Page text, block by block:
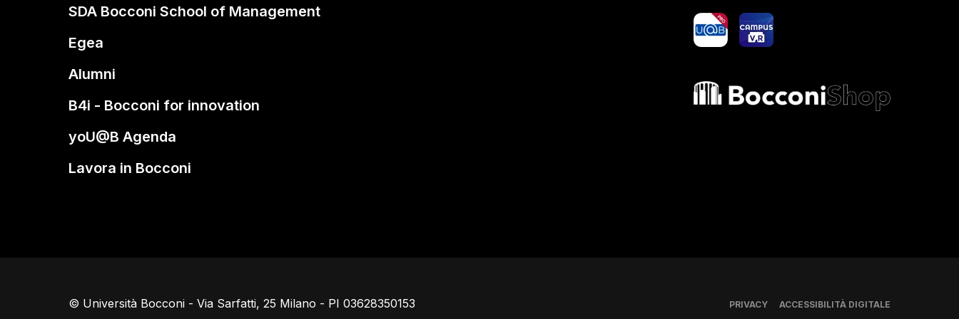
SDA Bocconi School of Management
Egea
Alumni
B4i - Bocconi for innovation
yoU@B Agenda
Lavora in Bocconi
yoU@B Campus VR
Bocconi shop
© Università Bocconi - Via Sarfatti, 25 Milano - PI 03628350153 PRIVACY ACCESSIBILITÀ DIGITALE